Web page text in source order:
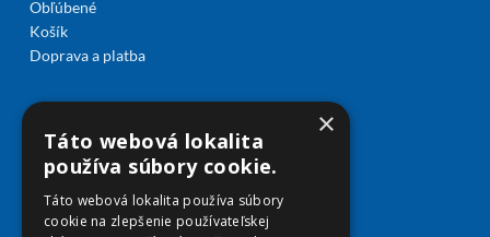
Obľúbené
Košík
Doprava a platba
×
Táto webová lokalita
používa súbory cookie.
Táto webová lokalita používa súbory
cookie na zlepšenie používateľskej